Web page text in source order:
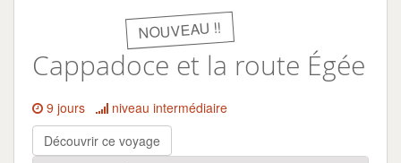
NOUVEAU !!
Cappadoce et la route Égée
9 jours
niveau intermédiaire
Découvrir ce voyage